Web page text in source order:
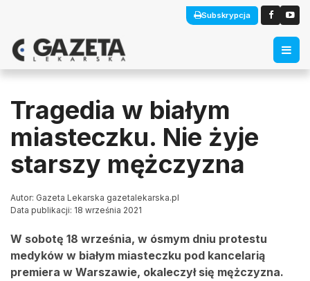
Subskrypcja
Tragedia w białym
miasteczku. Nie żyje
starszy mężczyzna
Autor: Gazeta Lekarska gazetalekarska.pl
Data publikacji: 18 września 2021
W sobotę 18 września, w ósmym dniu protestu
medyków w białym miasteczku pod kancelarią
premiera w Warszawie, okaleczył się mężczyzna.